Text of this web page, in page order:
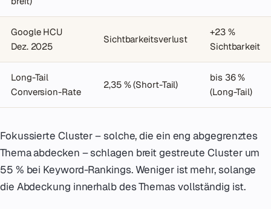
Google HCU
Dez. 2025
Sichtbarkeitsverlust
+23 %
Sichtbarkeit
Long-Tail
Conversion-Rate
2,35 % (Short-Tail)
bis 36 %
(Long-Tail)
Fokussierte Cluster – solche, die ein eng abgegrenztes
Thema abdecken – schlagen breit gestreute Cluster um
55 % bei Keyword-Rankings. Weniger ist mehr, solange
die Abdeckung innerhalb des Themas vollständig ist.